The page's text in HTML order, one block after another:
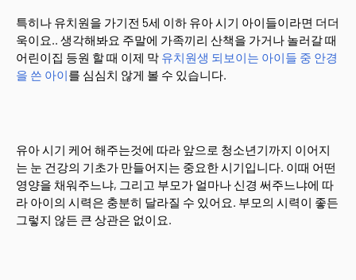
특히나 유치원을 가기전 5세 이하 유아 시기 아이들이라면 더더
욱이요.. 생각해봐요 주말에 가족끼리 산책을 가거나 놀러갈 때
어린이집 등원 할 때 이제 막 유치원생 되보이는 아이들 중 안경
을 쓴 아이를 심심치 않게 볼 수 있습니다.
유아 시기 케어 해주는것에 따라 앞으로 청소년기까지 이어지
는 눈 건강의 기초가 만들어지는 중요한 시기입니다. 이때 어떤
영양을 채워주느냐, 그리고 부모가 얼마나 신경 써주느냐에 따
라 아이의 시력은 충분히 달라질 수 있어요. 부모의 시력이 좋든
그렇지 않든 큰 상관은 없이요.